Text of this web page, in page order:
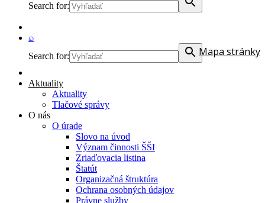
Search for:
⌕
Search for:
Mapa stránky
Aktuality
Aktuality
Tlačové správy
O nás
O úrade
Slovo na úvod
Význam činnosti ŠŠI
Zriaďovacia listina
Štatút
Organizačná štruktúra
Ochrana osobných údajov
Právne služby